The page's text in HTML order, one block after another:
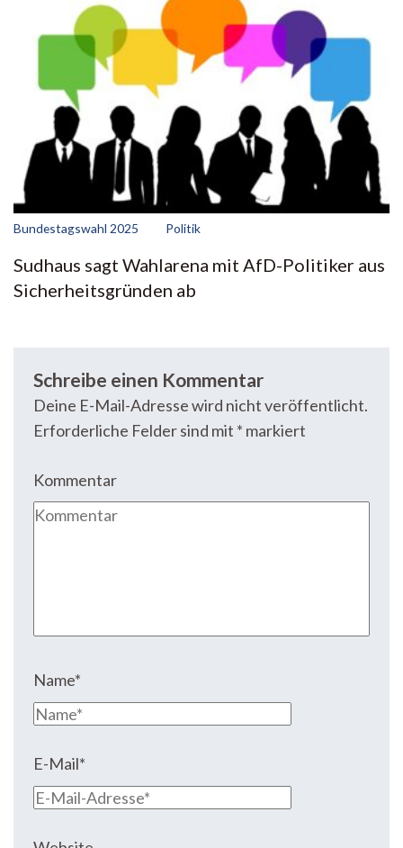
Bundestagswahl 2025 Politik
Sudhaus sagt Wahlarena mit AfD-Politiker aus
Sicherheitsgründen ab
Schreibe einen Kommentar
Deine E-Mail-Adresse wird nicht veröffentlicht.
Erforderliche Felder sind mit * markiert
Kommentar
Name*
E-Mail*